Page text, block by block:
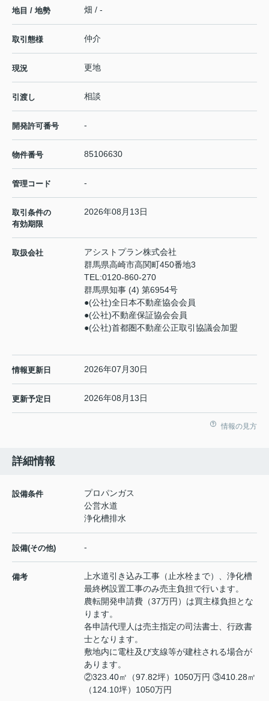
地目 / 地勢 畑 / -
取引態様 仲介
現況 更地
引渡し 相談
開発許可番号 -
物件番号 85106630
管理コード -
取引条件の
有効期限
2026年08月13日
取扱会社
アシストプラン株式会社
群馬県高崎市高関町450番地3
TEL:0120-860-270
群馬県知事 (4) 第6954号
●(公社)全日本不動産協会会員
●(公社)不動産保証協会会員
●(公社)首都圏不動産公正取引協議会加盟
情報更新日 2026年07月30日
更新予定日 2026年08月13日
情報の見方
詳細情報
設備条件
プロパンガス
公営水道
浄化槽排水
設備(その他) -
備考
上水道引き込み工事（止水栓まで）、浄化槽
最終桝設置工事のみ売主負担で行います。
農転開発申請費（37万円）は買主様負担とな
ります。
各申請代理人は売主指定の司法書士、行政書
士となります。
敷地内に電柱及び支線等が建柱される場合が
あります。
②323.40㎡（97.82坪）1050万円 ③410.28㎡
（124.10坪）1050万円